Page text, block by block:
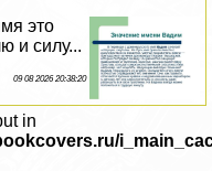
это
и силу...
09 08 2026 20:38:20
in